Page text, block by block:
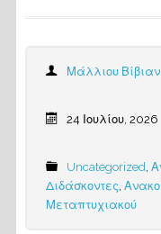
Μάλλιου
24 Ιουλίου, 2026
Uncategorized,
Διδάσκοντες,
Μεταπτυχιακού